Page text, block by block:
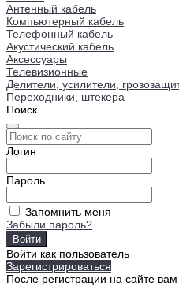
Антенный кабель
Компьютерный кабель
Телефонный кабель
Акустический кабель
Аксессуары
Телевизионные
Делители, усилители,
Переходники, штекера
Поиск
Логин
Пароль
Запомнить меня
Забыли пароль?
Войти как пользователь
Зарегистрироваться
После регистрации на сайте